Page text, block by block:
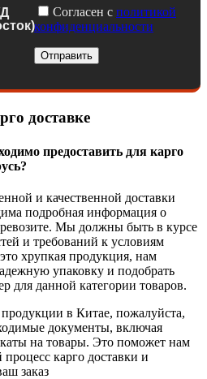
Согласен с политикой
конфиденциальности
Отправить
доставке
предоставить для карго
и качественной доставки
подробная информация о
Мы должны быть в курсе
и требований к условиям
хрупкая продукция, нам
упаковку и подобрать
для данной категории товаров.
в Китае, пожалуйста,
документы, включая
на товары. Это поможет нам
карго доставки и
заказ